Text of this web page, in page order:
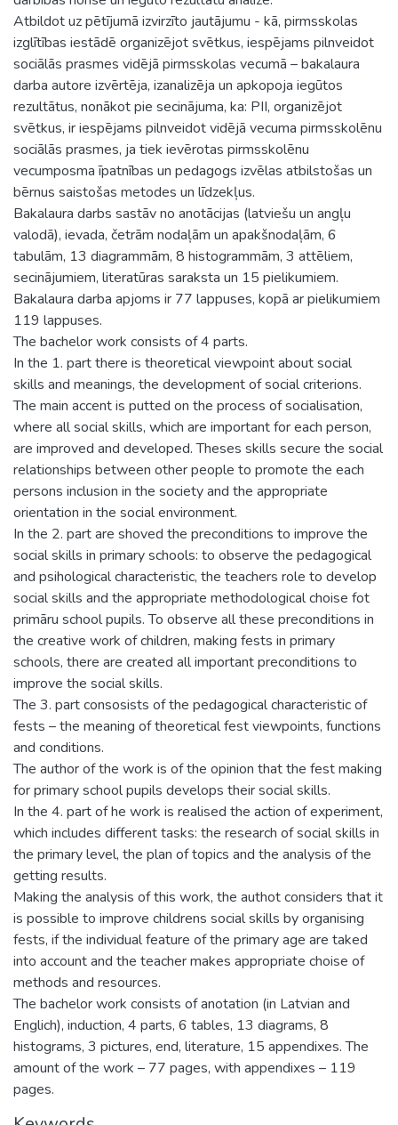
Atbildot uz pētījumā izvirzīto jautājumu - kā, pirmsskolas
izglītības iestādē organizējot svētkus, iespējams pilnveidot
sociālās prasmes vidējā pirmsskolas vecumā – bakalaura
darba autore izvērtēja, izanalizēja un apkopoja iegūtos
rezultātus, nonākot pie secinājuma, ka: PII, organizējot
svētkus, ir iespējams pilnveidot vidējā vecuma pirmsskolēnu
sociālās prasmes, ja tiek ievērotas pirmsskolēnu
vecumposma īpatnības un pedagogs izvēlas atbilstošas un
bērnus saistošas metodes un līdzekļus.
Bakalaura darbs sastāv no anotācijas (latviešu un angļu
valodā), ievada, četrām nodaļām un apakšnodaļām, 6
tabulām, 13 diagrammām, 8 histogrammām, 3 attēliem,
secinājumiem, literatūras saraksta un 15 pielikumiem.
Bakalaura darba apjoms ir 77 lappuses, kopā ar pielikumiem
119 lappuses.
The bachelor work consists of 4 parts.
In the 1. part there is theoretical viewpoint about social
skills and meanings, the development of social criterions.
The main accent is putted on the process of socialisation,
where all social skills, which are important for each person,
are improved and developed. Theses skills secure the social
relationships between other people to promote the each
persons inclusion in the society and the appropriate
orientation in the social environment.
In the 2. part are shoved the preconditions to improve the
social skills in primary schools: to observe the pedagogical
and psihological characteristic, the teachers role to develop
social skills and the appropriate methodological choise fot
primāru school pupils. To observe all these preconditions in
the creative work of children, making fests in primary
schools, there are created all important preconditions to
improve the social skills.
The 3. part consosists of the pedagogical characteristic of
fests – the meaning of theoretical fest viewpoints, functions
and conditions.
The author of the work is of the opinion that the fest making
for primary school pupils develops their social skills.
In the 4. part of he work is realised the action of experiment,
which includes different tasks: the research of social skills in
the primary level, the plan of topics and the analysis of the
getting results.
Making the analysis of this work, the authot considers that it
is possible to improve childrens social skills by organising
fests, if the individual feature of the primary age are taked
into account and the teacher makes appropriate choise of
methods and resources.
The bachelor work consists of anotation (in Latvian and
Englich), induction, 4 parts, 6 tables, 13 diagrams, 8
histograms, 3 pictures, end, literature, 15 appendixes. The
amount of the work – 77 pages, with appendixes – 119
pages.